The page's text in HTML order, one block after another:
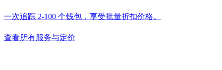
一次追踪 2-100 个钱包，享受批量折扣价格。
查看所有服务与定价